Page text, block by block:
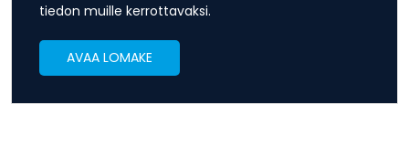
tiedon muille kerrottavaksi.
AVAA LOMAKE